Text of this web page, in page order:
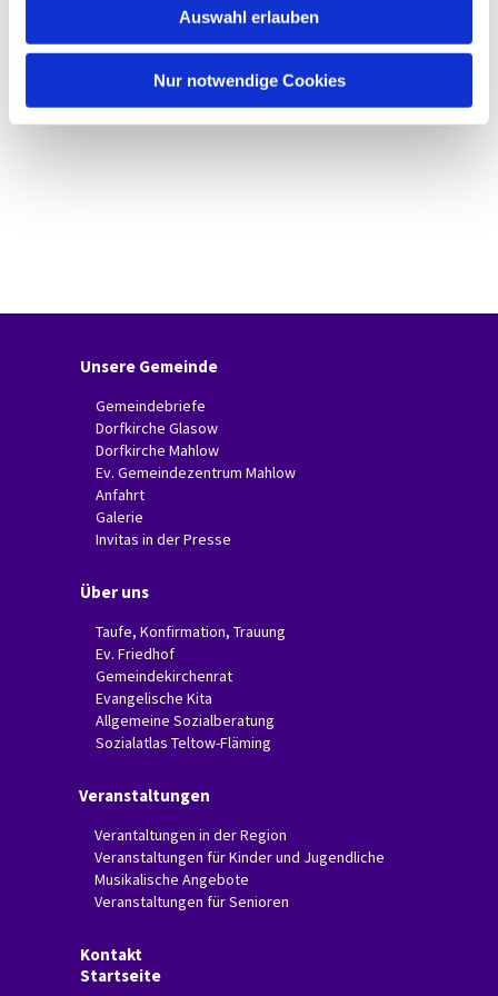
Auswahl erlauben
Nur notwendige Cookies
Unsere Gemeinde
Gemeindebriefe
Dorfkirche Glasow
Dorfkirche Mahlow
Ev. Gemeindezentrum Mahlow
Anfahrt
Galerie
Invitas in der Presse
Über uns
Taufe, Konfirmation, Trauung
Ev. Friedhof
Gemeindekirchenrat
Evangelische Kita
Allgemeine Sozialberatung
Sozialatlas Teltow-Fläming
Veranstaltungen
Verantaltungen in der Region
Veranstaltungen für Kinder und Jugendliche
Musikalische Angebote
Veranstaltungen für Senioren
Kontakt
Startseite